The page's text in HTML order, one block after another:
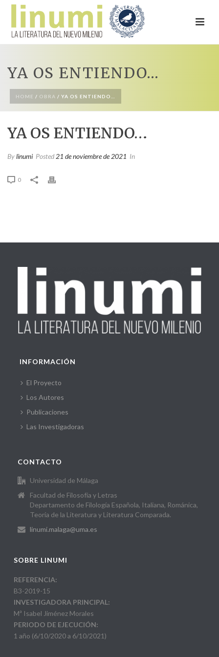
YA OS ENTIENDO…
HOME / OBRA / YA OS ENTIENDO…
YA OS ENTIENDO…
Bylinumi Posted 21 de noviembre de 2021 In
0
INFORMACIÓN
El Proyecto
Los Autores
Publicaciones
Las Investigadoras
CONTACTO
Universidad de Málaga
Facultad de Filosofía y Letras
Departamento de Filología Española, Italiana, Románica,
Teoría de la Literatura y Literatura Comparada.
linumi.malaga@uma.es
SOBRE LINUMI
REFERENCIA:
B3-2019-15
INVESTIGADORA PRINCIPAL:
Mª Isabel Jiménez Morales
PERIODO DE EJECUCIÓN:
1 año (6/10/2020 a 6/10/2021)